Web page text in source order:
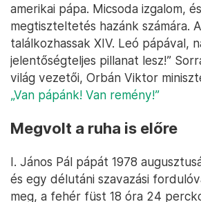
amerikai pápa. Micsoda izgalom,
megtiszteltetés hazánk számára.
találkozhassak XIV. Leó pápával,
jelentőségteljes pillanat lesz!”
világ vezetői, Orbán Viktor
„Van pápánk! Van remény!”
Megvolt a ruha is előre
I. János Pál pápát 1978
és egy délutáni szavazási
meg, a fehér füst 18 óra 24